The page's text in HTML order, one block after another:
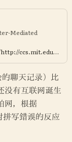
Mediated
https://web.archive.org/web/20120808032049/http://ccs.mit.edu/papers/CCSWP150.html
聊天记录）比
没有互联网诞生
网，根据
写错误的反应